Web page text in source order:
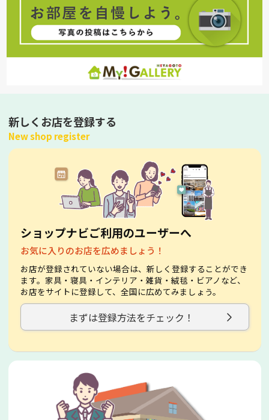
新しくお店を登録する
New shop register
ショップナビご利用のユーザーへ
お気に入りのお店を広めましょう！
お店が登録されていない場合は、新しく登録することができ
ます。家具・寝具・インテリア・雑貨・絨毯・ビアノなど、
お店をサイトに登録して、全国に広めてみましょう。
まずは登録方法をチェック！